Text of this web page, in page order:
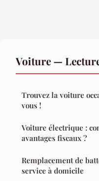
Voiture —
Trouvez la voiture
vous !
Voiture électrique :
avantages fiscaux ?
Remplacement de
service à domicile